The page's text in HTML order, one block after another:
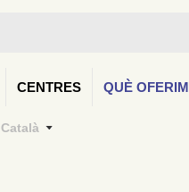
CENTRES QUÈ OFERIM
Català